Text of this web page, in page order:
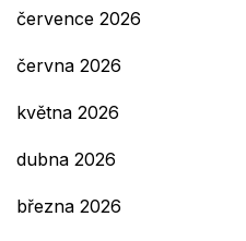
července 2026
června 2026
května 2026
dubna 2026
března 2026